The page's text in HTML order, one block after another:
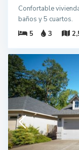
Confortable
baños y 5 cuartos.
5
3